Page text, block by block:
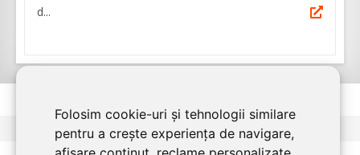
Folosim cookie-uri și tehnologii similare
pentru a crește experiența de navigare,
d...
< 1 2 >